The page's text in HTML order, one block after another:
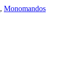
, Monomandos